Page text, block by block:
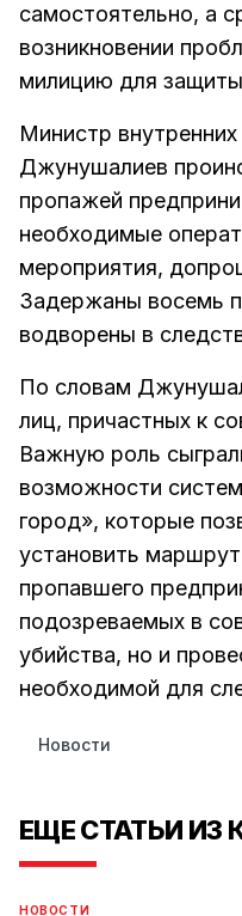
самостоятельно, а
возникновении
милицию для
Министр
Джунушалиев
пропажей
необходимые
мероприятия,
Задержаны восемь
водворены в
По словам
лиц, причастных к
Важную роль
возможности
город», которые
установить
пропавшего
подозреваемых в
убийства, но и
необходимой для
Новости
ЕЩЕ СТАТЬИ ИЗ
НОВОСТИ